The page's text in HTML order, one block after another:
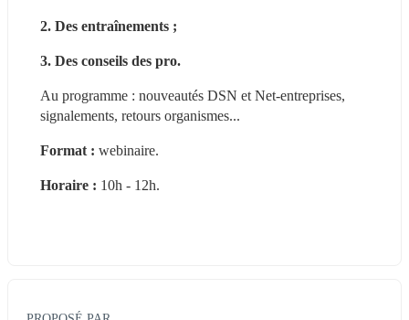
2. Des entraînements ;
3. Des conseils des pro.
Au programme : nouveautés DSN et Net-entreprises,
signalements, retours organismes...
Format : webinaire.
Horaire : 10h - 12h.